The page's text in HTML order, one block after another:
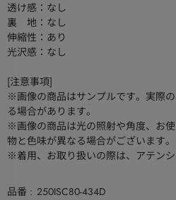
透け感：なし
裏 地：なし
伸縮性：あり
光沢感：なし
[注意事項]
※画像の商品はサンプルです。実際
る場合があります。
※画像の商品は光の照射や角度、お
物と色味が異なる場合がございます。
※着用、お取り扱いの際は、アテンシ
品番
250ISC80-434D